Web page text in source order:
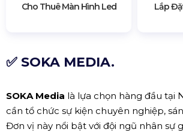
Cho Thuê Màn Hình Led
Lắp
✅ SOKA MEDIA.
SOKA Media là lựa chọn hàng đầu tại
cần tổ chức sự kiện chuyên nghiệp,
Đơn vị này nổi bật với đội ngũ nhân sự